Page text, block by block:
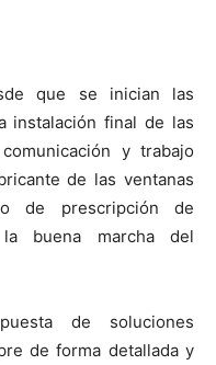
que se inician las
instalación final de las
y trabajo
de las ventanas
de prescripción de
la buena marcha del
de soluciones
de forma detallada y